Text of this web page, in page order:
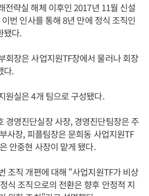
전략실 해체 이후인 2017년 11월 신설
번 인사를 통해 8년 만에 정식 조직인
됐다.
회장은 사업지원TF장에서 물러나 회장
다.
원실은 4개 팀으로 구성됐다.
경영진단실장 사장, 경영진단팀장은 주
사장, 피플팀장은 문희동 사업지원TF
안중현 사장이 맡게 됐다.
조직 개편에 대해 “사업지원TF가 비상
식 조직으로의 전환은 향후 안정적 지